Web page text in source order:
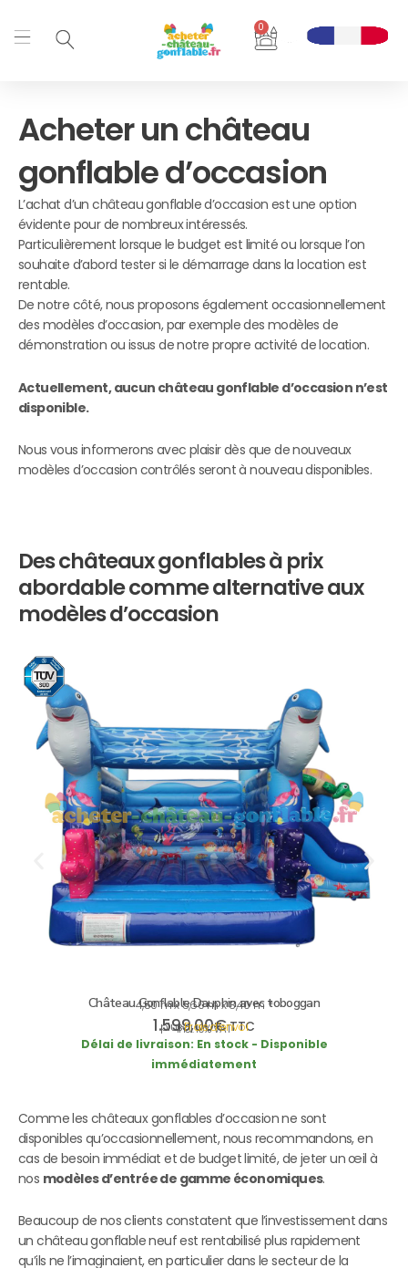
contenu
0
Panier
Acheter un château
gonflable d’occasion
L’achat d’un château gonflable d’occasion est une option
évidente pour de nombreux intéressés.
Particulièrement lorsque le budget est limité ou lorsque l’on
souhaite d’abord tester si le démarrage dans la location est
rentable.
De notre côté, nous proposons également occasionnellement
des modèles d’occasion, par exemple des modèles de
démonstration ou issus de notre propre activité de location.
Actuellement, aucun château gonflable d’occasion n’est
disponible.
Nous vous informerons avec plaisir dès que de nouveaux
modèles d’occasion contrôlés seront à nouveau disponibles.
Des châteaux gonflables à prix
abordable comme alternative aux
modèles d’occasion
Château Gonflable Dauphin avec toboggan
4,50 m x 5,60 m x 3,40 m *
1.599,00€TTC
incl. 19% VAT
plusFrais d’envoi
Délai de livraison: En stock - Disponible
immédiatement
Comme les châteaux gonflables d’occasion ne sont
disponibles qu’occasionnellement, nous recommandons, en
cas de besoin immédiat et de budget limité, de jeter un œil à
nos modèles d’entrée de gamme économiques.
Beaucoup de nos clients constatent que l’investissement dans
un château gonflable neuf est rentabilisé plus rapidement
qu’ils ne l’imaginaient, en particulier dans le secteur de la